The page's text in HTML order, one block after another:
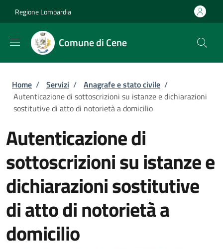
Regione Lombardia
Comune di Cene
Briciole di pane
Home / Servizi / Anagrafe e stato civile /
Autenticazione di sottoscrizioni su istanze e dichiarazioni
sostitutive di atto di notorietà a domicilio
Autenticazione di
sottoscrizioni su istanze e
dichiarazioni sostitutive
di atto di notorietà a
domicilio